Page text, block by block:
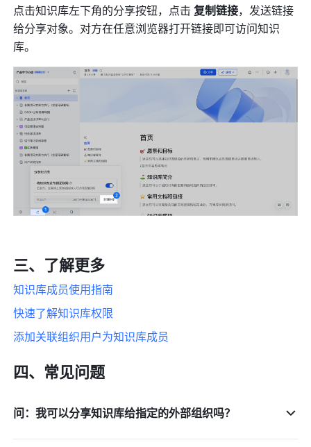
点击知识库左下角的分享按钮，点击 复制链接，发送链接
给分享对象。对方在任意浏览器打开链接即可访问知识
库。
三、了解更多
知识库成员使用指南
快速了解知识库权限
添加关联组织用户为知识库成员
四、常见问题
问：我可以分享知识库给指定的外部组织吗？